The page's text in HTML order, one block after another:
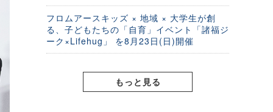
フロムアースキッズ × 地域 × 大学生が創
る、子どもたちの「自育」イベント「諸福ジ
ーク×Lifehug」 を8月23日(日)開催
もっと見る